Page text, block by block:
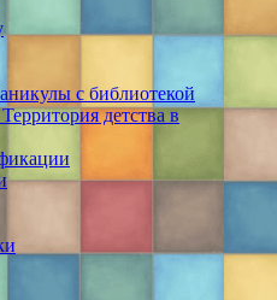
с библиотекой
детства в